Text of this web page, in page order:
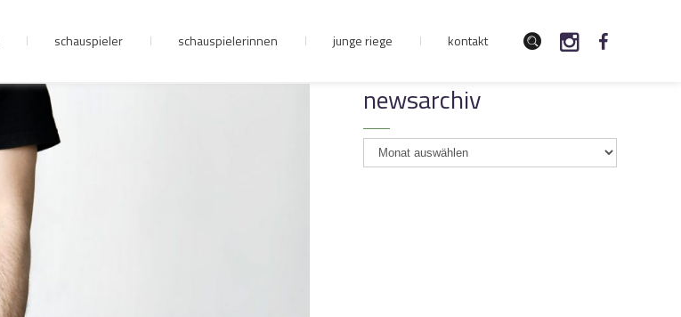
junge riege
kontakt
schauspieler schauspielerinnen junge riege kontakt
newsarchiv
newsarchiv